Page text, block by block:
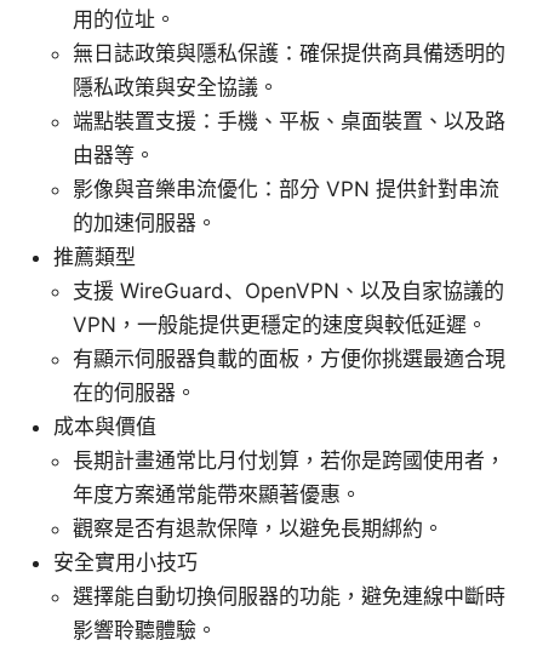
用的位址。
無日誌政策與隱私保護：確保提供商具備透明的
隱私政策與安全協議。
端點裝置支援：手機、平板、桌面裝置、以及路
由器等。
影像與音樂串流優化：部分 VPN 提供針對串流
的加速伺服器。
推薦類型
支援 WireGuard、OpenVPN、以及自家協議的
VPN，一般能提供更穩定的速度與較低延遲。
有顯示伺服器負載的面板，方便你挑選最適合現
在的伺服器。
成本與價值
長期計畫通常比月付划算，若你是跨國使用者，
年度方案通常能帶來顯著優惠。
觀察是否有退款保障，以避免長期綁約。
安全實用小技巧
選擇能自動切換伺服器的功能，避免連線中斷時
影響聆聽體驗。